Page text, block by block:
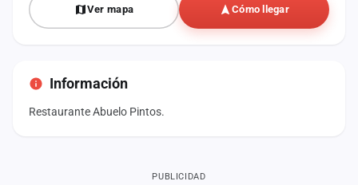
Ver mapa Cómo llegar
Información
Restaurante Abuelo Pintos.
PUBLICIDAD